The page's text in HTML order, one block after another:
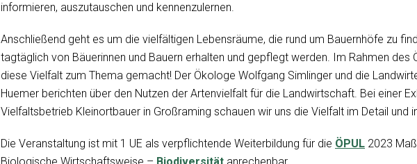
informieren, auszutauschen und kennenzulernen.
Anschließend geht es um die vielfältigen Lebensräume, die rund um Bauernhöfe zu
tagtäglich von Bäuerinnen und Bauern erhalten und gepflegt werden. Im Rahmen des
diese Vielfalt zum Thema gemacht! Der Ökologe Wolfgang Simlinger und die
Huemer berichten über den Nutzen der Artenvielfalt für die Landwirtschaft. Bei einer
Vielfaltsbetrieb Kleinortbauer in Großraming schauen wir uns die Vielfalt im Detail und
Die Veranstaltung ist mit 1 UE als verpflichtende Weiterbildung für die ÖPUL 2023